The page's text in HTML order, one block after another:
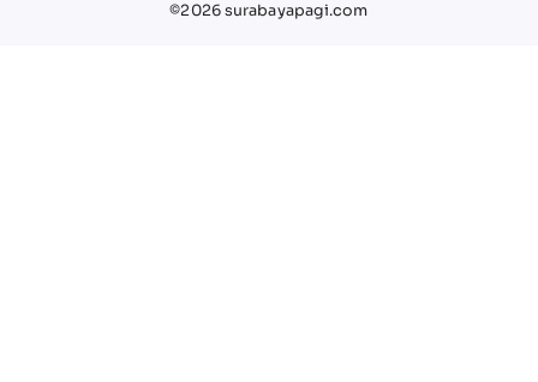
©2026 surabayapagi.com